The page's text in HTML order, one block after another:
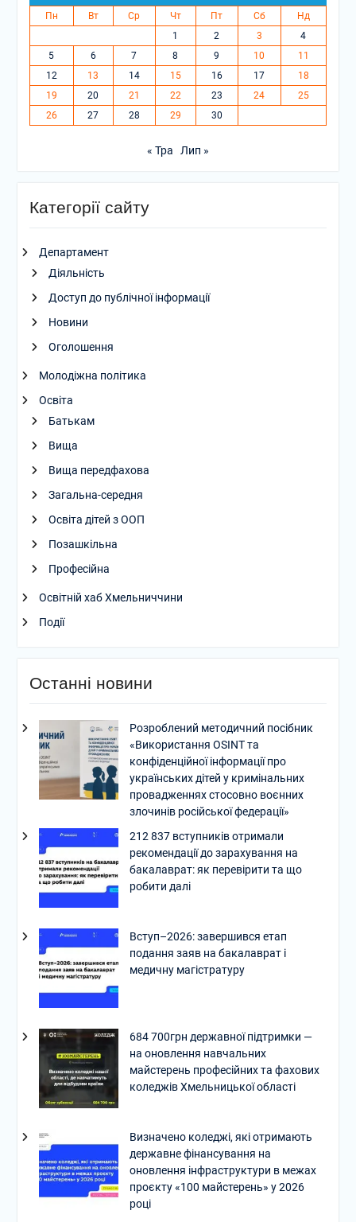
Пн Вт Ср Чт Пт Сб
Нд
1
2 3
4
5
6 7 8 9 10
11
12
13 14 15 16 17
18
19
20 21 22 23 24
25
26
27 28 29 30
« Тра Лип »
Категорії сайту
Департамент
Діяльність
Доступ до публічної інформації
Новини
Оголошення
Молодіжна політика
Освіта
Батькам
Вища
Вища передфахова
Загальна-середня
Освіта дітей з ООП
Позашкільна
Професійна
Освітній хаб Хмельниччини
Події
Останні новини
Розроблений методичний посібник
«Використання OSINT та
конфіденційної інформації про
українських дітей у кримінальних
провадженнях стосовно воєнних
злочинів російської федерації»
212 837 вступників отримали
рекомендації до зарахування на
бакалаврат: як перевірити та що
робити далі
Вступ–2026: завершився етап
подання заяв на бакалаврат і
медичну магістратуру
684 700грн державної підтримки —
на оновлення навчальних
майстерень професійних та фахових
коледжів Хмельницької області
Визначено коледжі, які отримають
державне фінансування на
оновлення інфраструктури в межах
проєкту «100 майстерень» у 2026
році